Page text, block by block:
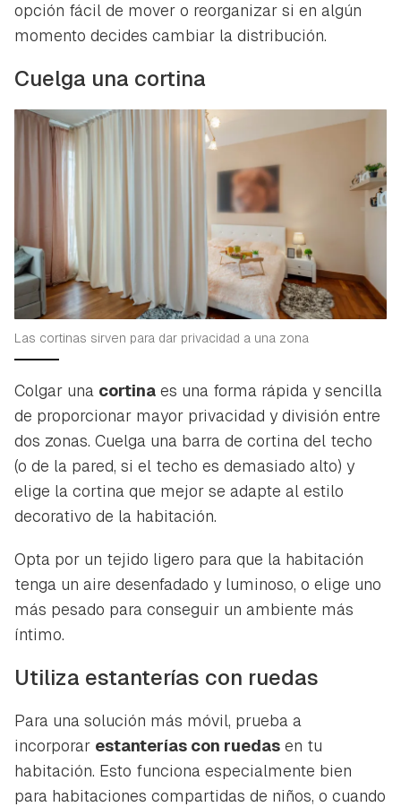
opción fácil de mover o reorganizar si en algún
momento decides cambiar la distribución.
Cuelga una cortina
Las cortinas sirven para dar privacidad a una zona
Colgar una cortina es una forma rápida y sencilla
de proporcionar mayor privacidad y división entre
dos zonas. Cuelga una barra de cortina del techo
(o de la pared, si el techo es demasiado alto) y
elige la cortina que mejor se adapte al estilo
decorativo de la habitación.
Opta por un tejido ligero para que la habitación
tenga un aire desenfadado y luminoso, o elige uno
más pesado para conseguir un ambiente más
íntimo.
Utiliza estanterías con ruedas
Para una solución más móvil, prueba a
incorporar estanterías con ruedas en tu
habitación. Esto funciona especialmente bien
para habitaciones compartidas de niños, o cuando